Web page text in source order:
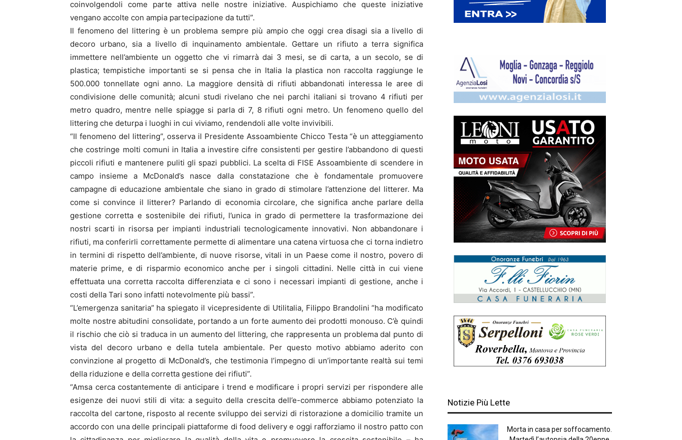
coinvolgendoli come parte attiva nelle nostre iniziative. Auspichiamo che queste iniziative
vengano accolte con ampia partecipazione da tutti”.
Il fenomeno del littering è un problema sempre più ampio che oggi crea disagi sia a livello di
decoro urbano, sia a livello di inquinamento ambientale. Gettare un rifiuto a terra significa
immettere nell’ambiente un oggetto che vi rimarrà dai 3 mesi, se di carta, a un secolo, se di
plastica; tempistiche importanti se si pensa che in Italia la plastica non raccolta raggiunge le
500.000 tonnellate ogni anno. La maggiore densità di rifiuti abbandonati interessa le aree di
condivisione delle comunità; alcuni studi rivelano che nei parchi italiani si trovano 4 rifiuti per
metro quadro, mentre nelle spiagge si parla di 7, 8 rifiuti ogni metro. Un fenomeno quello del
littering che deturpa i luoghi in cui viviamo, rendendoli alle volte invivibili.
“Il fenomeno del littering”, osserva il Presidente Assoambiente Chicco Testa “è un atteggiamento
che costringe molti comuni in Italia a investire cifre consistenti per gestire l’abbandono di questi
piccoli rifiuti e mantenere puliti gli spazi pubblici. La scelta di FISE Assoambiente di scendere in
campo insieme a McDonald’s nasce dalla constatazione che è fondamentale promuovere
campagne di educazione ambientale che siano in grado di stimolare l’attenzione del litterer. Ma
come si convince il litterer? Parlando di economia circolare, che significa anche parlare della
gestione corretta e sostenibile dei rifiuti, l’unica in grado di permettere la trasformazione dei
nostri scarti in risorsa per impianti industriali tecnologicamente innovativi. Non abbandonare i
rifiuti, ma conferirli correttamente permette di alimentare una catena virtuosa che ci torna indietro
in termini di rispetto dell’ambiente, di nuove risorse, vitali in un Paese come il nostro, povero di
materie prime, e di risparmio economico anche per i singoli cittadini. Nelle città in cui viene
effettuata una corretta raccolta differenziata e ci sono i necessari impianti di gestione, anche i
costi della Tari sono infatti notevolmente più bassi”.
“L’emergenza sanitaria” ha spiegato il vicepresidente di Utilitalia, Filippo Brandolini “ha modificato
molte nostre abitudini consolidate, portando a un forte aumento dei prodotti monouso. C’è quindi
il rischio che ciò si traduca in un aumento del littering, che rappresenta un problema dal punto di
vista del decoro urbano e della tutela ambientale. Per questo motivo abbiamo aderito con
convinzione al progetto di McDonald’s, che testimonia l’impegno di un’importante realtà sui temi
della riduzione e della corretta gestione dei rifiuti”.
“Amsa cerca costantemente di anticipare i trend e modificare i propri servizi per rispondere alle
esigenze dei nuovi stili di vita: a seguito della crescita dell’e-commerce abbiamo potenziato la
raccolta del cartone, risposto al recente sviluppo dei servizi di ristorazione a domicilio tramite un
accordo con una delle principali piattaforme di food delivery e oggi rafforziamo il nostro patto con
Notizie Più Lette
Morta in casa per soffocamento.